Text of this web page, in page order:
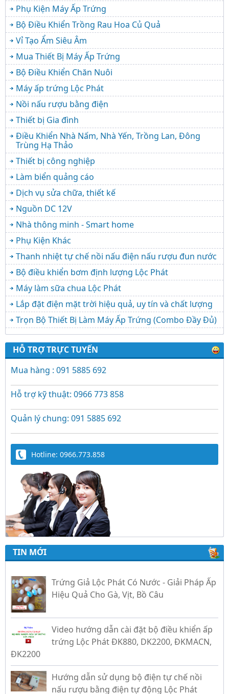
Phụ Kiện Máy Ấp Trứng
Bộ Điều Khiển Trồng Rau Hoa Củ Quả
Vỉ Tạo Ẩm Siêu Âm
Mua Thiết Bị Máy Ấp Trứng
Bộ Điều Khiển Chăn Nuôi
Máy ấp trứng Lộc Phát
Nồi nấu rượu bằng điện
Thiết bị Gia đình
Điều Khiển Nhà Nấm, Nhà Yến, Trồng Lan, Đông
Trùng Hạ Thảo
Thiết bị công nghiệp
Làm biển quảng cáo
Dịch vụ sửa chữa, thiết kế
Nguồn DC 12V
Nhà thông minh - Smart home
Phụ Kiện Khác
Thanh nhiệt tự chế nồi nấu điện nấu rượu đun nước
Bộ điều khiển bơm định lượng Lộc Phát
Máy làm sữa chua Lộc Phát
Lắp đặt điện mặt trời hiệu quả, uy tín và chất lượng
Trọn Bộ Thiết Bị Làm Máy Ấp Trứng (Combo Đầy Đủ)
HỖ TRỢ TRỰC TUYẾN
Mua hàng : 091 5885 692
Hỗ trợ kỹ thuật: 0966 773 858
Quản lý chung: 091 5885 692
Hotline: 0966.773.858
TIN MỚI
Hiệu Quả Cho Gà, Vịt, Bồ Câu
Video hướng dẫn cài đặt bộ điều khiển ấp
trứng Lộc Phát ĐK880, DK2200, ĐKMACN,
ĐK2200
Hướng dẫn sử dụng bộ điện tự chế nồi
nấu rượu bằng điện tự động Lộc Phát